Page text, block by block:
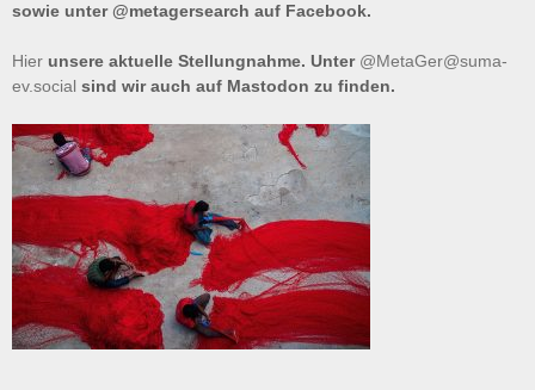
sowie unter @metagersearch auf Facebook.
Hier unsere aktuelle Stellungnahme. Unter @MetaGer@suma-
ev.social sind wir auch auf Mastodon zu finden.